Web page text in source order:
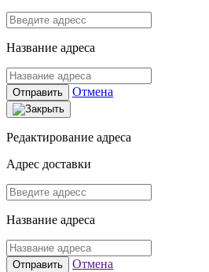
Название адреса
Отправить Отмена
Редактирование адреса
Адрес доставки
Название адреса
Отправить Отмена